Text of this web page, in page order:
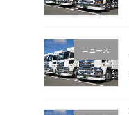
ニュース